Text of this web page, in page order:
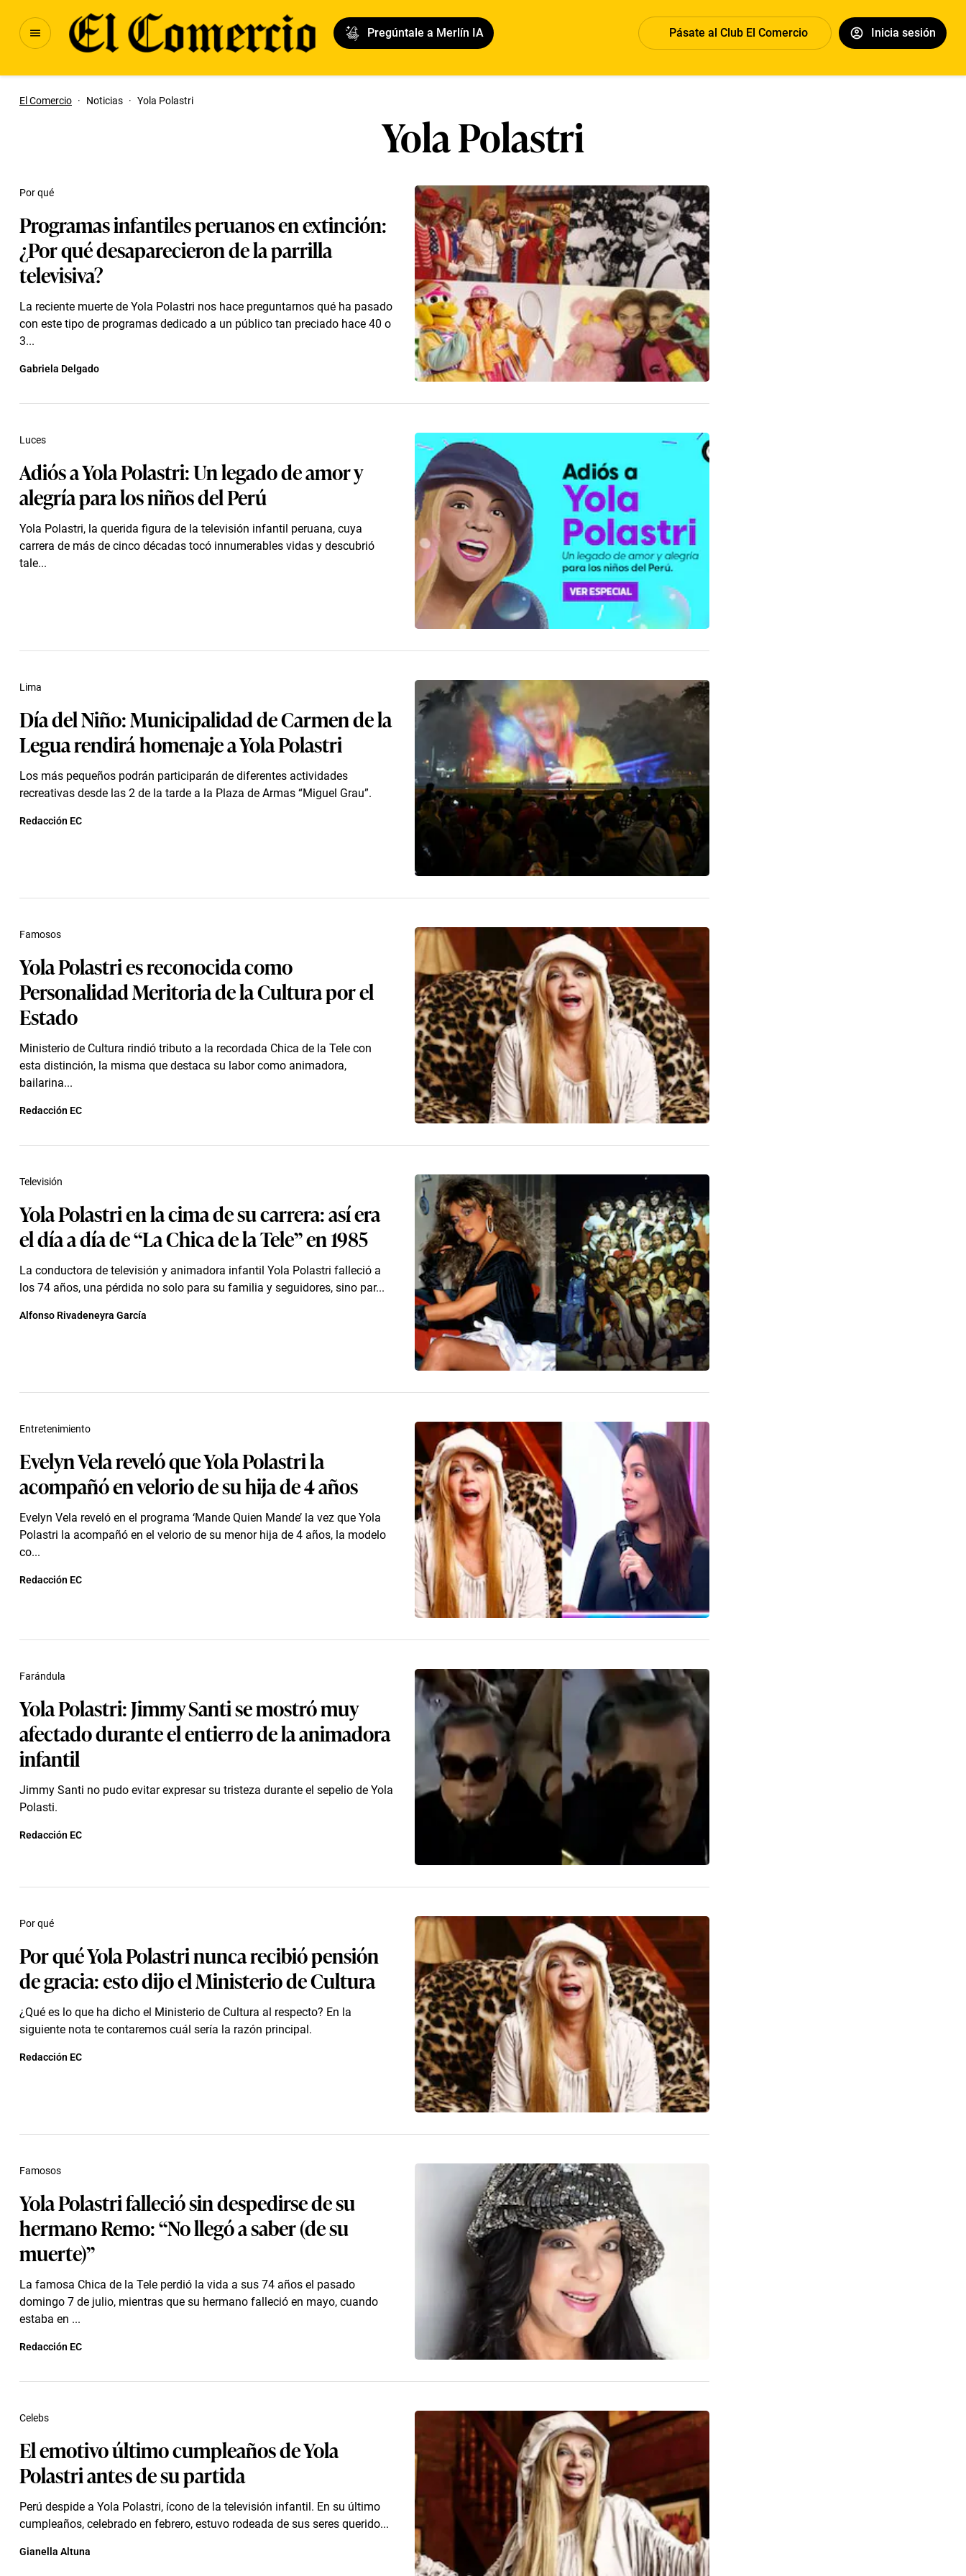
Pregúntale a Merlín IA Pásate al Club El Comercio Inicia sesión
El Comercio · Noticias · Yola Polastri
Yola Polastri
Programas infantiles peruanos en extinción:
¿Por qué desaparecieron de la parrilla
televisiva?
La reciente muerte de Yola Polastri nos hace preguntarnos qué ha pasado
con este tipo de programas dedicado a un público tan preciado hace 40 o
3...
Por qué
Gabriela Delgado
Adiós a Yola Polastri: Un legado de amor y
alegría para los niños del Perú
Yola Polastri, la querida figura de la televisión infantil peruana, cuya
carrera de más de cinco décadas tocó innumerables vidas y descubrió
tale...
Luces
Día del Niño: Municipalidad de Carmen de la
Legua rendirá homenaje a Yola Polastri
Los más pequeños podrán participarán de diferentes actividades
recreativas desde las 2 de la tarde a la Plaza de Armas “Miguel Grau”.
Lima
Redacción EC
Yola Polastri es reconocida como
Personalidad Meritoria de la Cultura por el
Estado
Ministerio de Cultura rindió tributo a la recordada Chica de la Tele con
esta distinción, la misma que destaca su labor como animadora,
bailarina...
Famosos
Redacción EC
Yola Polastri en la cima de su carrera: así era
el día a día de “La Chica de la Tele” en 1985
La conductora de televisión y animadora infantil Yola Polastri falleció a
los 74 años, una pérdida no solo para su familia y seguidores, sino par...
Televisión
Alfonso Rivadeneyra García
Evelyn Vela reveló que Yola Polastri la
acompañó en velorio de su hija de 4 años
Evelyn Vela reveló en el programa ‘Mande Quien Mande’ la vez que Yola
Polastri la acompañó en el velorio de su menor hija de 4 años, la modelo
co...
Entretenimiento
Redacción EC
Yola Polastri: Jimmy Santi se mostró muy
afectado durante el entierro de la animadora
infantil
Jimmy Santi no pudo evitar expresar su tristeza durante el sepelio de Yola
Polasti.
Farándula
Redacción EC
Por qué Yola Polastri nunca recibió pensión
de gracia: esto dijo el Ministerio de Cultura
¿Qué es lo que ha dicho el Ministerio de Cultura al respecto? En la
siguiente nota te contaremos cuál sería la razón principal.
Por qué
Redacción EC
Yola Polastri falleció sin despedirse de su
hermano Remo: “No llegó a saber (de su
muerte)”
La famosa Chica de la Tele perdió la vida a sus 74 años el pasado
domingo 7 de julio, mientras que su hermano falleció en mayo, cuando
estaba en ...
Famosos
Redacción EC
El emotivo último cumpleaños de Yola
Polastri antes de su partida
Perú despide a Yola Polastri, ícono de la televisión infantil. En su último
cumpleaños, celebrado en febrero, estuvo rodeada de sus seres querido...
Celebs
Gianella Altuna